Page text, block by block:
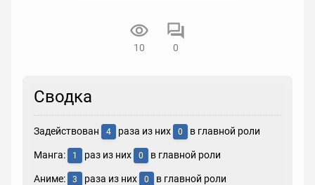
10 0
Сводка
Задействован 4 раза из них 0 в главной роли
Манга: 1 раз из них 0 в главной роли
Аниме: 3 раза из них 0 в главной роли